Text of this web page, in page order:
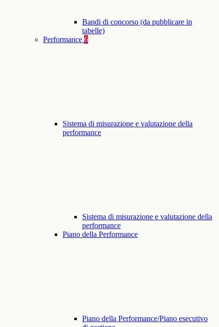
Bandi di concorso (da pubblicare in
tabelle)
Performance 6
Sistema di misurazione e valutazione della
performance
Sistema di misurazione e valutazione della
performance
Piano della Performance
Piano della Performance/Piano esecutivo